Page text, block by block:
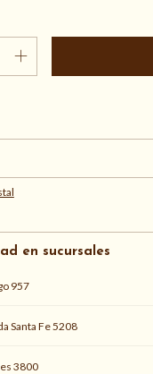
en sucursales
957
Santa Fe 5208
3800